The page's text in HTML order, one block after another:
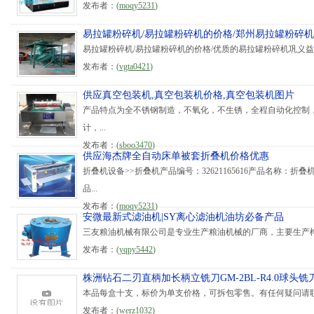
发布者： (moqy5231)
易拉罐粉碎机/易拉罐粉碎机的价格/郑州易拉罐粉碎机
易拉罐粉碎机/易拉罐粉碎机的价格/优质的易拉罐粉碎机巩义
发布者： (vgta0421)
供应真空包装机,真空包装机价格,真空包装机图片
产品特点为全不锈钢制造，不氧化，不生锈，全程自动化控
计，...
发布者： (sboo3470)
供应海杰牌全自动床单被套折叠机价格优惠
折叠机设备>>折叠机产品编号：32621165616产品名称：折叠
品...
发布者： (moqy5231)
安微最新式滤油机|SY离心滤油机油坊必备产品
三友粮油机械有限公司是专业生产粮油机械的厂商，主要生产
发布者： (yqpy5442)
株洲钻石二刃直柄加长柄立铣刀GM-2BL-R4.0球头铣
本品每盒十支，标价为单支价格，可拆包零售。有任何疑问
发布者： (werz1032)